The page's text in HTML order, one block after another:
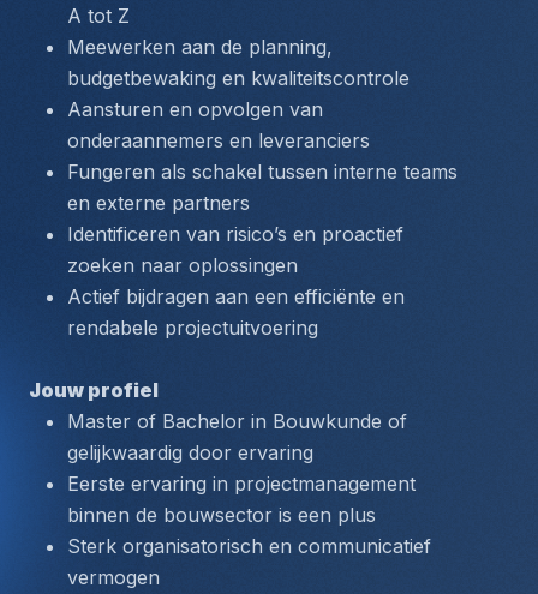
A tot Z
Meewerken aan de planning,
budgetbewaking en kwaliteitscontrole
Aansturen en opvolgen van
onderaannemers en leveranciers
Fungeren als schakel tussen interne teams
en externe partners
Identificeren van risico’s en proactief
zoeken naar oplossingen
Actief bijdragen aan een efficiënte en
rendabele projectuitvoering
Jouw profiel
Master of Bachelor in Bouwkunde of
gelijkwaardig door ervaring
Eerste ervaring in projectmanagement
binnen de bouwsector is een plus
Sterk organisatorisch en communicatief
vermogen